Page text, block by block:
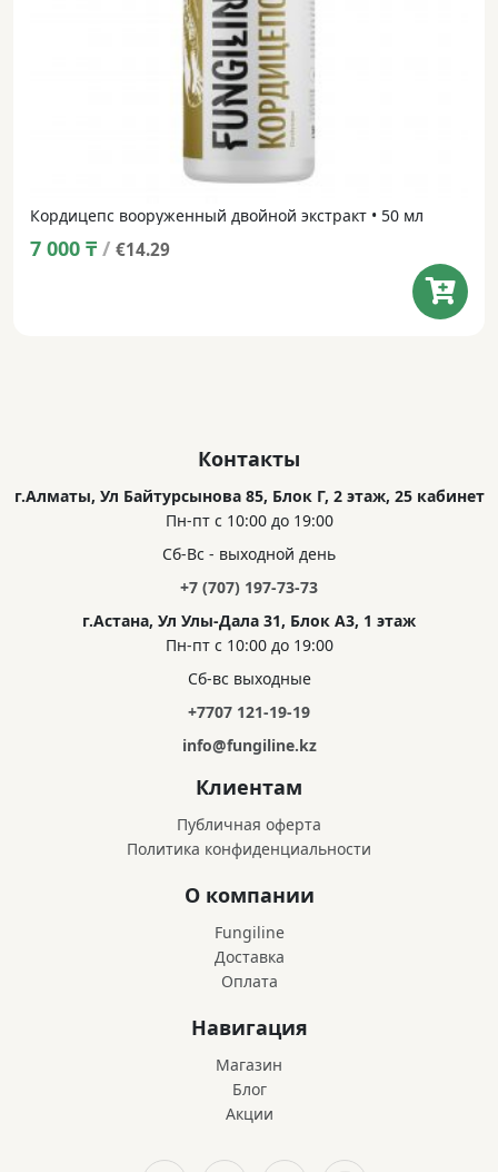
Кордицепс вооруженный двойной экстракт • 50 мл
7 000 ₸ / €14.29
Контакты
г.Алматы, Ул Байтурсынова 85, Блок Г, 2 этаж, 25 кабинет
Пн-пт с 10:00 до 19:00
Сб-Вс - выходной день
+7 (707) 197-73-73
г.Астана, Ул Улы-Дала 31, Блок А3, 1 этаж
Пн-пт с 10:00 до 19:00
Сб-вс выходные
+7707 121-19-19
info@fungiline.kz
Клиентам
Публичная оферта
Политика конфиденциальности
О компании
Fungiline
Доставка
Оплата
Навигация
Магазин
Блог
Акции